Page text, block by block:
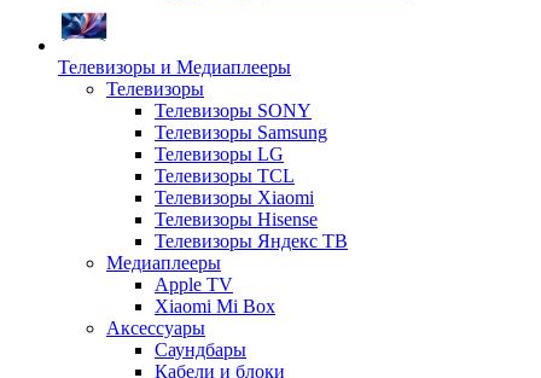
Телевизоры и Медиаплееры
Телевизоры
Телевизоры SONY
Телевизоры Samsung
Телевизоры LG
Телевизоры TCL
Телевизоры Xiaomi
Телевизоры Hisense
Телевизоры Яндекс ТВ
Медиаплееры
Apple TV
Xiaomi Mi Box
Аксессуары
Саундбары
Кабели и блоки